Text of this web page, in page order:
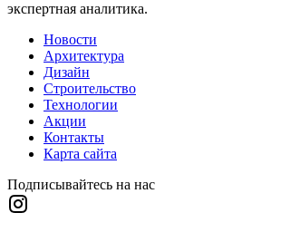
экспертная аналитика.
Новости
Архитектура
Дизайн
Строительство
Технологии
Акции
Контакты
Карта сайта
Подписывайтесь на нас